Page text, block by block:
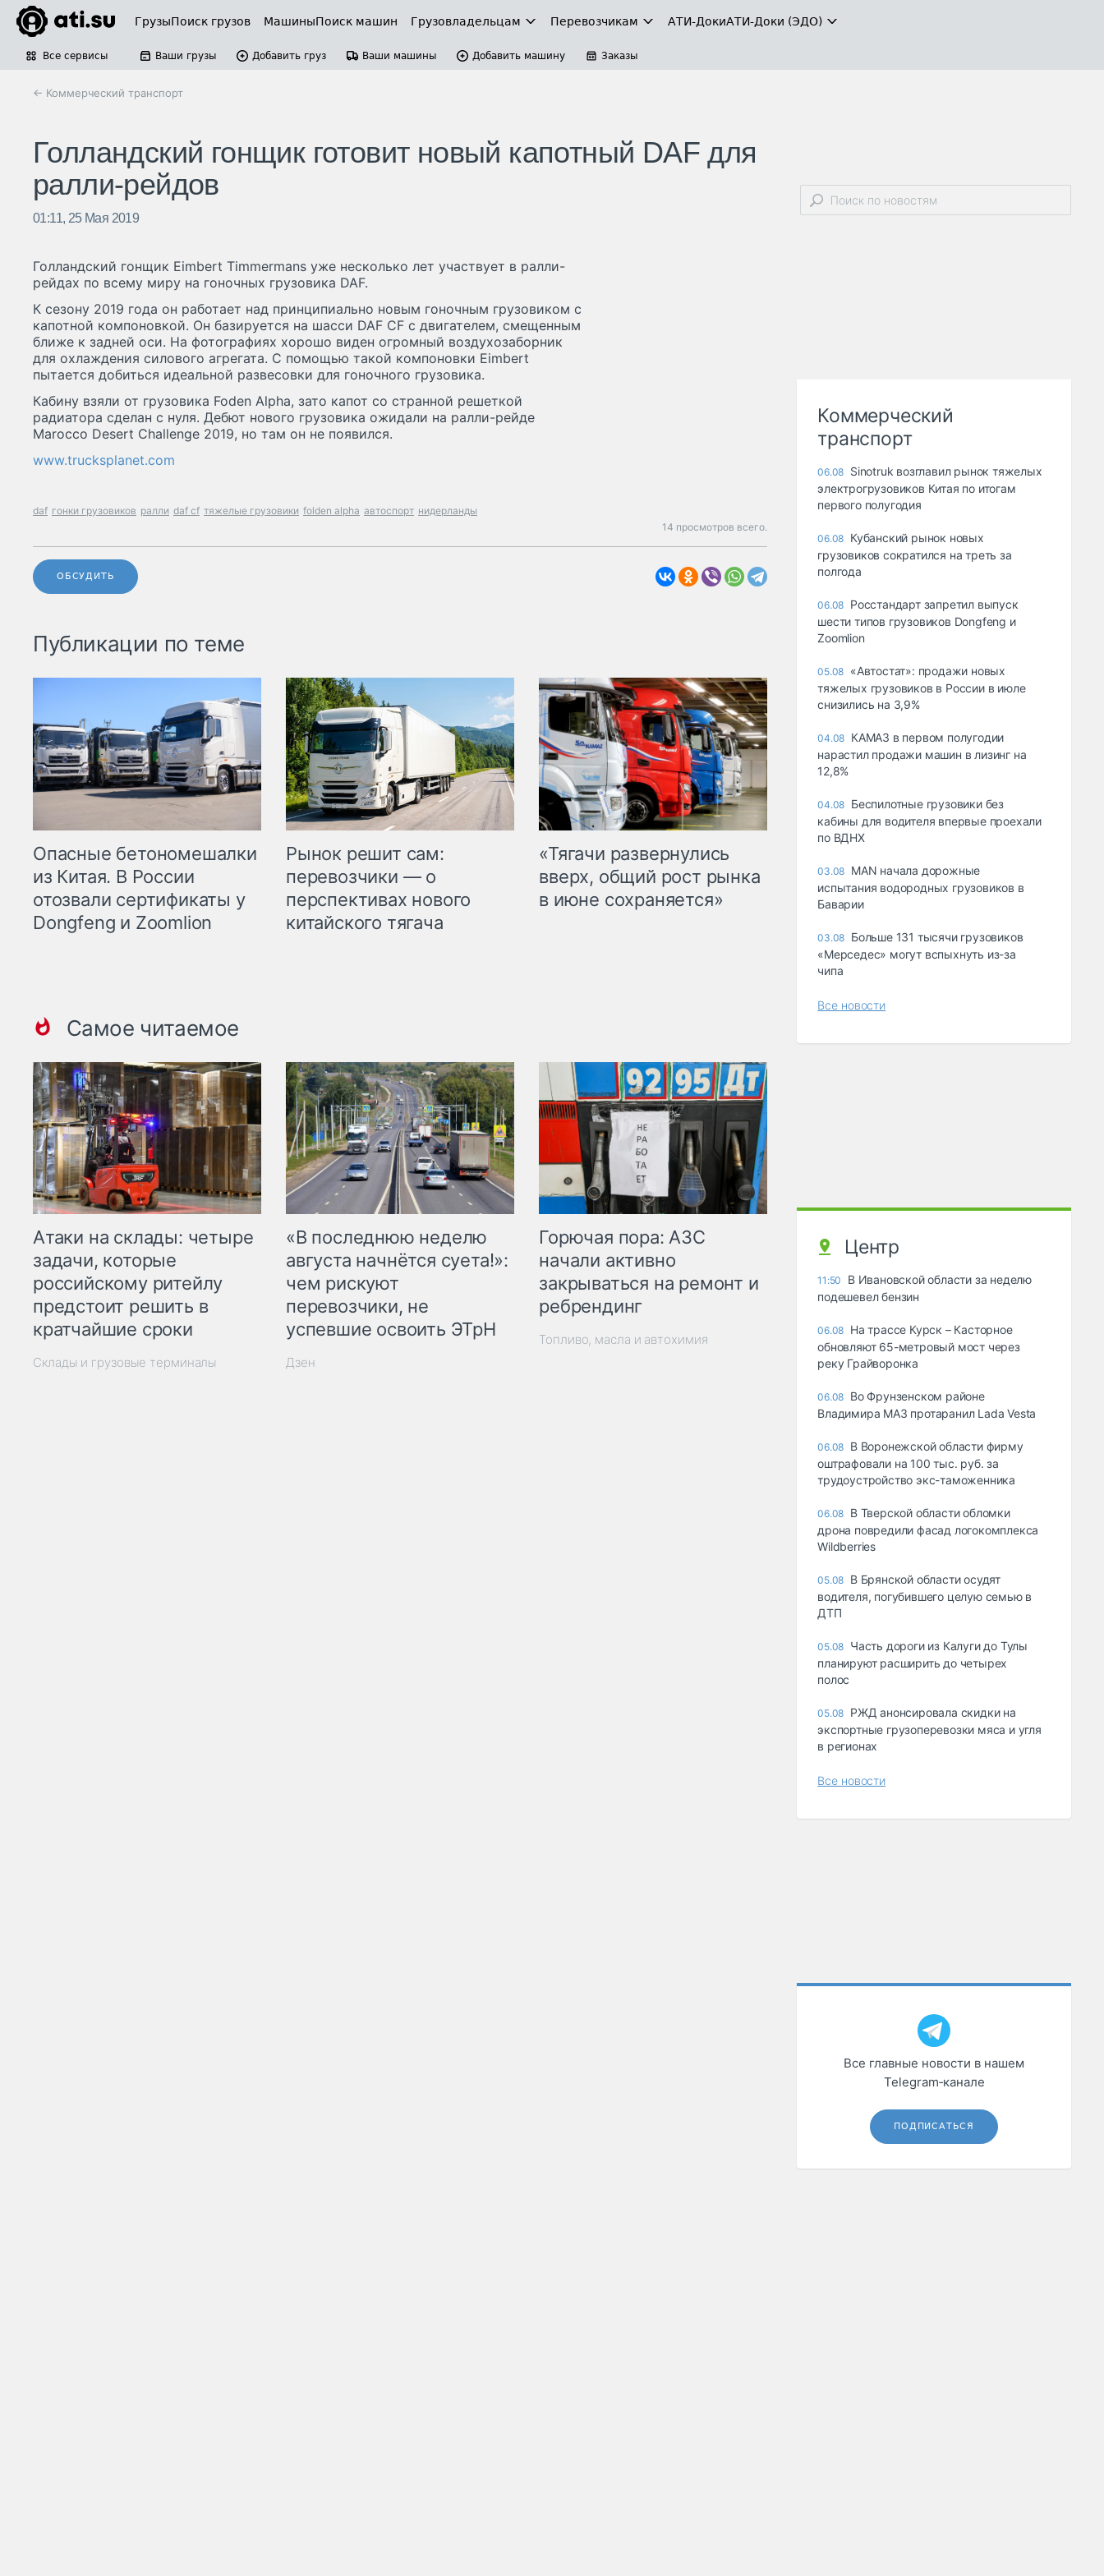
ГрузыПоиск грузов МашиныПоиск машин Грузовладельцам Перевозчикам АТИ-ДокиАТИ-Доки (ЭДО)
Все сервисы Ваши грузы Добавить груз Ваши машины Добавить машину Заказы
← Коммерческий транспорт
Голландский гонщик готовит новый капотный DAF для
ралли-рейдов
01:11, 25 Мая 2019
Голландский гонщик Eimbert Timmermans уже несколько лет участвует в ралли-
рейдах по всему миру на гоночных грузовика DAF.
К сезону 2019 года он работает над принципиально новым гоночным грузовиком с
капотной компоновкой. Он базируется на шасси DAF CF с двигателем, смещенным
ближе к задней оси. На фотографиях хорошо виден огромный воздухозаборник
для охлаждения силового агрегата. С помощью такой компоновки Eimbert
пытается добиться идеальной развесовки для гоночного грузовика.
Кабину взяли от грузовика Foden Alpha, зато капот со странной решеткой
радиатора сделан с нуля. Дебют нового грузовика ожидали на ралли-рейде
Marocco Desert Challenge 2019, но там он не появился.
www.trucksplanet.com
daf гонки грузовиков ралли daf cf тяжелые грузовики folden alpha автоспорт нидерланды
14 просмотров всего.
ОБСУДИТЬ
Публикации по теме
Опасные бетономешалки
из Китая. В России
отозвали сертификаты у
Dongfeng и Zoomlion
Рынок решит сам:
перевозчики — о
перспективах нового
китайского тягача
«Тягачи развернулись
вверх, общий рост рынка
в июне сохраняется»
Самое читаемое
Атаки на склады: четыре
задачи, которые
российскому ритейлу
предстоит решить в
кратчайшие сроки
Склады и грузовые терминалы
«В последнюю неделю
августа начнётся суета!»:
чем рискуют
перевозчики, не
успевшие освоить ЭТрН
Дзен
Горючая пора: АЗС
начали активно
закрываться на ремонт и
ребрендинг
Топливо, масла и автохимия
Коммерческий
транспорт
06.08 Sinotruk возглавил рынок тяжелых
электрогрузовиков Китая по итогам
первого полугодия
06.08 Кубанский рынок новых
грузовиков сократился на треть за
полгода
06.08 Росстандарт запретил выпуск
шести типов грузовиков Dongfeng и
Zoomlion
05.08 «Автостат»: продажи новых
тяжелых грузовиков в России в июле
снизились на 3,9%
04.08 КАМАЗ в первом полугодии
нарастил продажи машин в лизинг на
12,8%
04.08 Беспилотные грузовики без
кабины для водителя впервые проехали
по ВДНХ
03.08 MAN начала дорожные
испытания водородных грузовиков в
Баварии
03.08 Больше 131 тысячи грузовиков
«Мерседес» могут вспыхнуть из-за
чипа
Все новости
Центр
11:50
В Ивановской области за неделю
подешевел бензин
06.08 На трассе Курск – Касторное
обновляют 65-метровый мост через
реку Грайворонка
06.08 Во Фрунзенском районе
Владимира МАЗ протаранил Lada Vesta
06.08 В Воронежской области фирму
оштрафовали на 100 тыс. руб. за
трудоустройство экс-таможенника
06.08 В Тверской области обломки
дрона повредили фасад логокомплекса
Wildberries
05.08 В Брянской области осудят
водителя, погубившего целую семью в
ДТП
05.08 Часть дороги из Калуги до Тулы
планируют расширить до четырех
полос
05.08 РЖД анонсировала скидки на
экспортные грузоперевозки мяса и угля
в регионах
Все новости
Все главные новости в нашем
Telegram‑канале
ПОДПИСАТЬСЯ